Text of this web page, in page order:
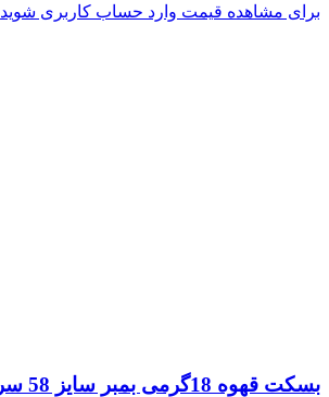
برای مشاهده قیمت وارد حساب کاربری شوید
بسکت قهوه 18گرمی بمبر سایز 58 سری DH